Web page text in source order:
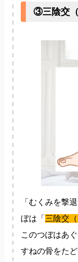
③三陰交（
「むくみを撃
ぼは「 三陰交
このつぼはあ
すねの骨をた